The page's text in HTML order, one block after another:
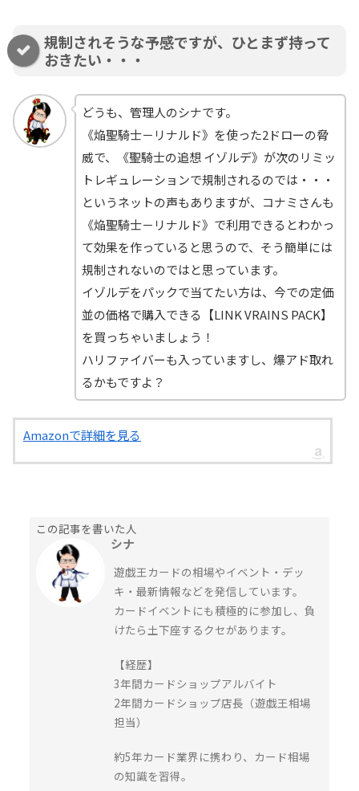
規制されそうな予感ですが、ひとまず持って
おきたい・・・
どうも、管理人のシナです。
《焔聖騎士－リナルド》を使った2ドローの脅
威で、《聖騎士の追想 イゾルデ》が次のリミッ
トレギュレーションで規制されるのでは・・・
というネットの声もありますが、コナミさんも
《焔聖騎士－リナルド》で利用できるとわかっ
て効果を作っていると思うので、そう簡単には
規制されないのではと思っています。
イゾルデをパックで当てたい方は、今での定価
並の価格で購入できる【LINK VRAINS PACK】
を買っちゃいましょう！
ハリファイバーも入っていますし、爆アド取れ
るかもですよ？
Amazonで詳細を見る
この記事を書いた人
シナ
遊戯王カードの相場やイベント・デッ
キ・最新情報などを発信しています。
カードイベントにも積極的に参加し、負
けたら土下座するクセがあります。
【経歴】
3年間カードショップアルバイト
2年間カードショップ店長（遊戯王相場
担当）
約5年カード業界に携わり、カード相場
の知識を習得。